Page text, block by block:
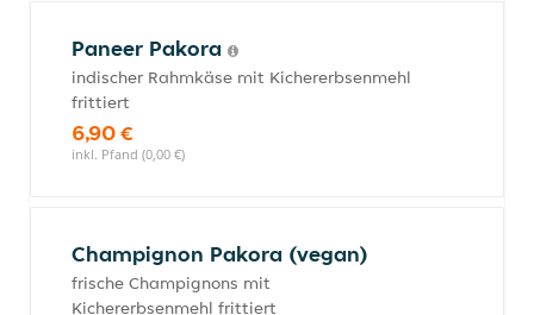
Paneer Pakora
indischer Rahmkäse mit Kichererbsenmehl
frittiert
6,90 €
inkl. Pfand (0,00 €)
Champignon Pakora (vegan)
frische Champignons mit
Kichererbsenmehl frittiert